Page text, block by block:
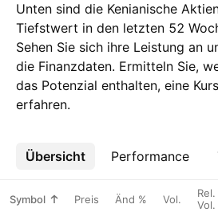
Unten sind die Kenianische
Tiefstwert in den letzten 52
Sehen Sie sich ihre Leistung an
die Finanzdaten. Ermitteln Sie,
das Potenzial enthalten, eine
erfahren.
Übersicht Performance
Mehr
Symbol Preis Änd % Vol.
Rel.
Vol.